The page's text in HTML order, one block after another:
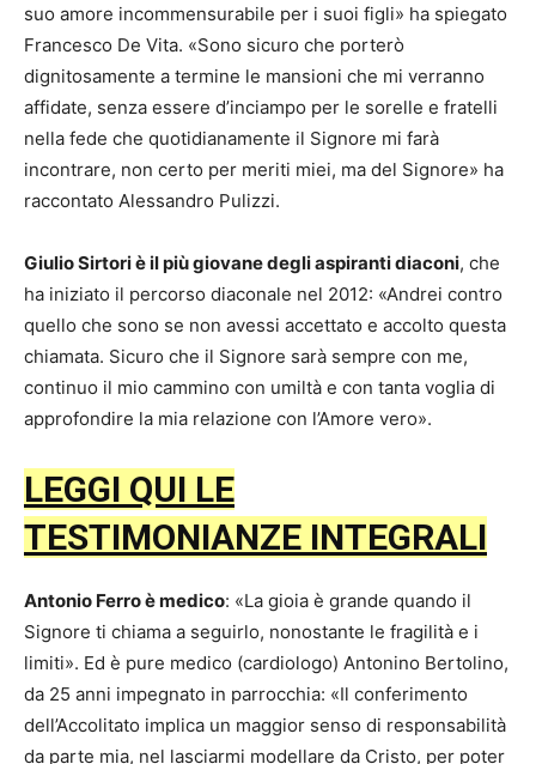
suo amore incommensurabile per i suoi figli» ha spiegato
Francesco De Vita. «Sono sicuro che porterò
dignitosamente a termine le mansioni che mi verranno
affidate, senza essere d’inciampo per le sorelle e fratelli
nella fede che quotidianamente il Signore mi farà
incontrare, non certo per meriti miei, ma del Signore» ha
raccontato Alessandro Pulizzi.
Giulio Sirtori è il più giovane degli aspiranti diaconi, che
ha iniziato il percorso diaconale nel 2012: «Andrei contro
quello che sono se non avessi accettato e accolto questa
chiamata. Sicuro che il Signore sarà sempre con me,
continuo il mio cammino con umiltà e con tanta voglia di
approfondire la mia relazione con l’Amore vero».
LEGGI QUI LE
TESTIMONIANZE INTEGRALI
Antonio Ferro è medico: «La gioia è grande quando il
Signore ti chiama a seguirlo, nonostante le fragilità e i
limiti». Ed è pure medico (cardiologo) Antonino Bertolino,
da 25 anni impegnato in parrocchia: «Il conferimento
dell’Accolitato implica un maggior senso di responsabilità
da parte mia, nel lasciarmi modellare da Cristo, per poter